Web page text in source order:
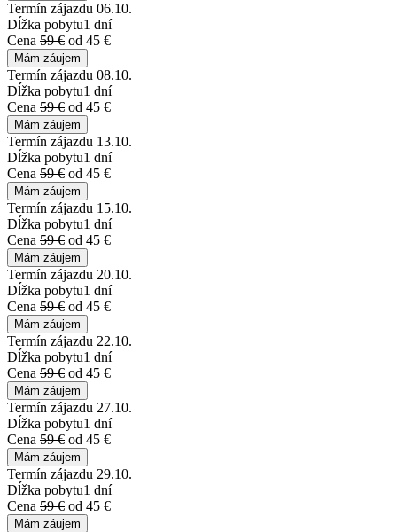
Termín zájazdu 06.10.
Dĺžka pobytu1 dní
Cena 59 € od 45 €
Mám záujem
Termín zájazdu 08.10.
Dĺžka pobytu1 dní
Cena 59 € od 45 €
Mám záujem
Termín zájazdu 13.10.
Dĺžka pobytu1 dní
Cena 59 € od 45 €
Mám záujem
Termín zájazdu 15.10.
Dĺžka pobytu1 dní
Cena 59 € od 45 €
Mám záujem
Termín zájazdu 20.10.
Dĺžka pobytu1 dní
Cena 59 € od 45 €
Mám záujem
Termín zájazdu 22.10.
Dĺžka pobytu1 dní
Cena 59 € od 45 €
Mám záujem
Termín zájazdu 27.10.
Dĺžka pobytu1 dní
Cena 59 € od 45 €
Mám záujem
Termín zájazdu 29.10.
Dĺžka pobytu1 dní
Cena 59 € od 45 €
Mám záujem